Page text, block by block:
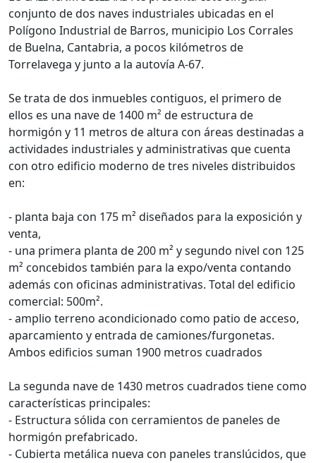
conjunto de dos naves industriales ubicadas en el
Polígono Industrial de Barros, municipio Los Corrales
de Buelna, Cantabria, a pocos kilómetros de
Torrelavega y junto a la autovía A-67.
Se trata de dos inmuebles contiguos, el primero de
ellos es una nave de 1400 m² de estructura de
hormigón y 11 metros de altura con áreas destinadas a
actividades industriales y administrativas que cuenta
con otro edificio moderno de tres niveles distribuidos
en:
- planta baja con 175 m² diseñados para la exposición y
venta,
- una primera planta de 200 m² y segundo nivel con 125
m² concebidos también para la expo/venta contando
además con oficinas administrativas. Total del edificio
comercial: 500m².
- amplio terreno acondicionado como patio de acceso,
aparcamiento y entrada de camiones/furgonetas.
Ambos edificios suman 1900 metros cuadrados
La segunda nave de 1430 metros cuadrados tiene como
características principales:
- Estructura sólida con cerramientos de paneles de
hormigón prefabricado.
- Cubierta metálica nueva con paneles translúcidos, que